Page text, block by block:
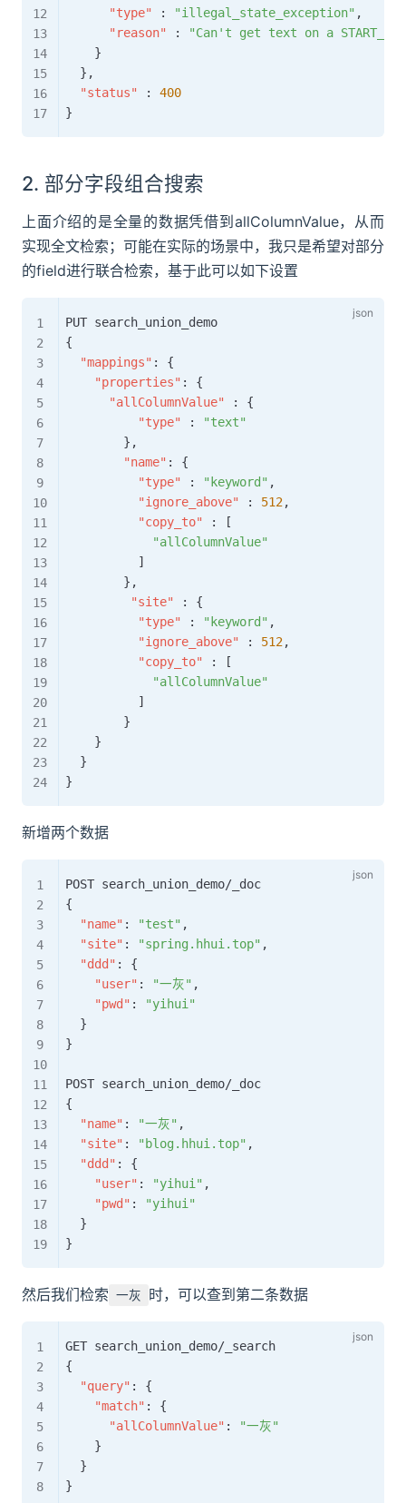
"type" : "illegal_state_exception" ,
"reason"
:
"Can't get text on a
}
} ,
"status"
:
400
}
2. 部分字段组合搜索
上面介绍的是全量的数据凭借到allColumnValue，从而
实现全文检索；可能在实际的场景中，我只是希望对部分
的field进行联合检索，基于此可以如下设置
{
"mappings" :
{
"properties" :
{
"allColumnValue"
:
{
"type"
:
"text"
} ,
"name" :
{
"type"
: "keyword" ,
"ignore_above"
: 512,
"copy_to"
:
[
"allColumnValue"
]
} ,
"site"
:
{
"type"
: "keyword" ,
"ignore_above"
: 512,
"copy_to"
:
[
"allColumnValue"
]
}
}
}
}
新增两个数据
{
"name" : "test" ,
"site" : "spring.hhui.top" ,
"ddd" :
{
"user" : "一灰" ,
"pwd" :
"yihui"
}
}
{
"name" : "一灰" ,
"site" : "blog.hhui.top" ,
"ddd" :
{
"user" : "yihui" ,
"pwd" :
"yihui"
}
}
然后我们检索 一灰 时，可以查到第二条数据
{
"query" :
{
"match" :
{
"allColumnValue" :
"一灰"
}
}
}